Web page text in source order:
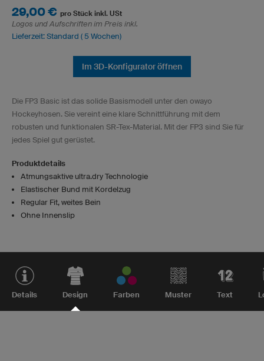
29,00 € pro Stück inkl. USt
Logos und Aufschriften im Preis inkl.
Lieferzeit: Standard ( 5 Wochen)
Im 3D-Konfigurator öffnen
Die FP3 Basic ist das solide Basismodell unter den owayo
Hockeyhosen. Sie vereint eine klare Schnittführung mit dem
robusten und funktionalen SR-Tex-Material. Mit der FP3 sind Sie für
jedes Spiel gut gerüstet.
Produktdetails
Atmungsaktive ultra.dry Technologie
Elastischer Bund mit Kordelzug
Regular Fit, weites Bein
Ohne Innenslip
Details Design Farben Muster Text